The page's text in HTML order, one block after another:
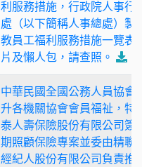
利服務措施，行政院人事行
處（以下簡稱人事總處）製
教員工福利服務措施一覽表
片及懶人包，請查照。
中華民國全國公務人員協會
升各機關協會會員福祉，特
泰⼈壽保險股份有限公司簽
期照顧保險專案並委由精聯
經紀⼈股份有限公司負責推